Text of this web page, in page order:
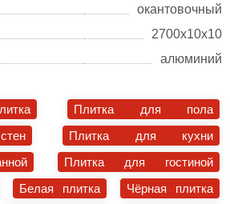
окантовочный
2700х10х10
алюминий
Плитка для пола
Плитка для кухни
Плитка для гостиной
Белая плитка
Чёрная плитка